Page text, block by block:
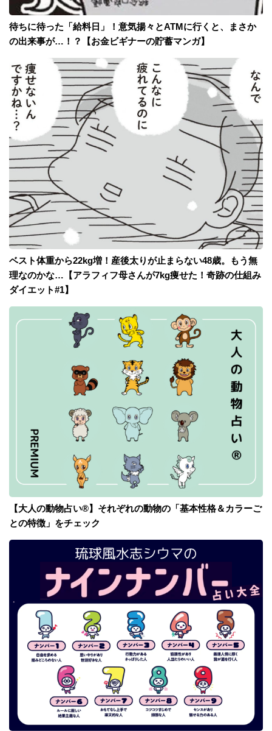
待ちに待った「給料日」！意気揚々とATMに行くと、まさか
の出来事が…！？【お金ビギナーの貯蓄マンガ】
ベスト体重から22kg増！産後太りが止まらない48歳。もう無
理なのかな…【アラフィフ母さんが7kg痩せた！奇跡の仕組み
ダイエット#1】
【大人の動物占い®】それぞれの動物の「基本性格＆カラーご
との特徴」をチェック